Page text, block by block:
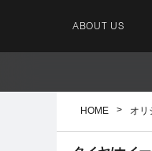
ABOUT US
HOME オリ